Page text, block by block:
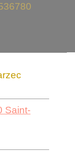
Saint-